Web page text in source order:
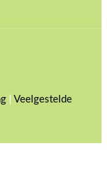
Veelgestelde